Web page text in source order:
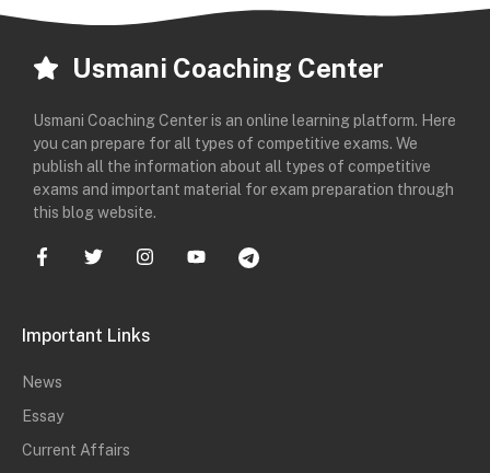
Usmani Coaching Center
Usmani Coaching Center is an online learning platform. Here
you can prepare for all types of competitive exams. We
publish all the information about all types of competitive
exams and important material for exam preparation through
this blog website.
Important Links
News
Essay
Current Affairs